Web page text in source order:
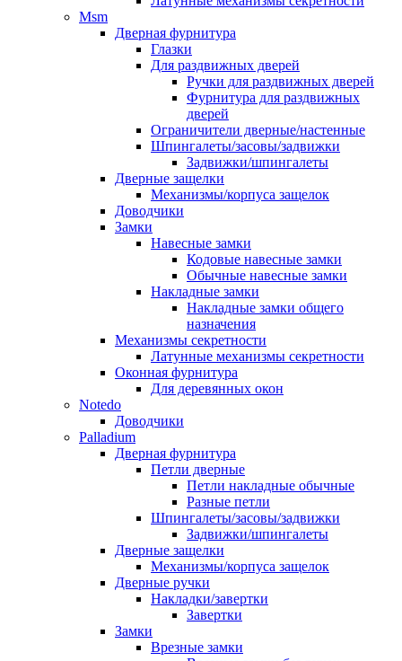
Msm
Дверная фурнитура
Глазки
Для раздвижных дверей
Ручки для раздвижных дверей
Фурнитура для раздвижных
дверей
Ограничители дверные/настенные
Шпингалеты/засовы/задвижки
Задвижки/шпингалеты
Дверные защелки
Механизмы/корпуса защелок
Доводчики
Замки
Навесные замки
Кодовые навесные замки
Обычные навесные замки
Накладные замки
Накладные замки общего
назначения
Механизмы секретности
Латунные механизмы секретности
Оконная фурнитура
Для деревянных окон
Notedo
Доводчики
Palladium
Дверная фурнитура
Петли дверные
Петли накладные обычные
Разные петли
Шпингалеты/засовы/задвижки
Задвижки/шпингалеты
Дверные защелки
Механизмы/корпуса защелок
Дверные ручки
Накладки/завертки
Завертки
Замки
Врезные замки